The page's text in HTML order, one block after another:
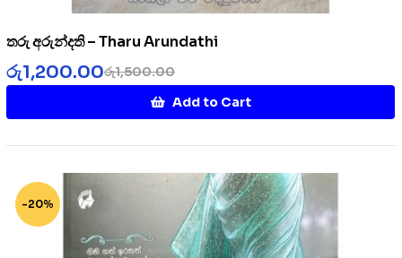
තරු අරුන්දති – Tharu Arundathi
රු1,500.00
රු1,200.00
Add to Cart
-20%